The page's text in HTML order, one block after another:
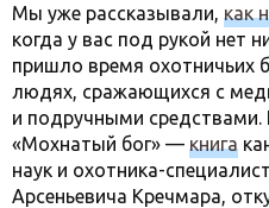
Мы уже рассказывали, как
когда у вас под рукой нет
пришло время охотничьих
людях, сражающихся с
и подручными
«Мохнатый бог» — книга
наук и охотника-
Арсеньевича Кречмара,